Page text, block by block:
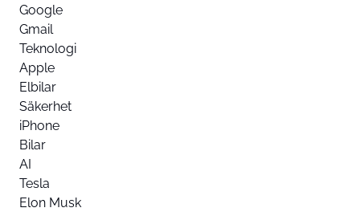
Google
Gmail
Teknologi
Apple
Elbilar
Säkerhet
iPhone
Bilar
AI
Tesla
Elon Musk